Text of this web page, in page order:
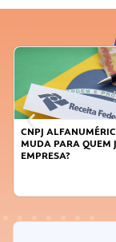
CNPJ
MUDA PARA QUEM
EMPRESA?